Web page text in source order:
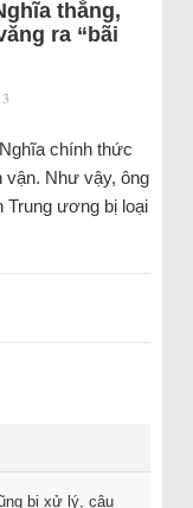
thắng,
ra “bãi
chính thức
vận. Như vậy, ông
Trung ương bị loại
bị xử lý, câu